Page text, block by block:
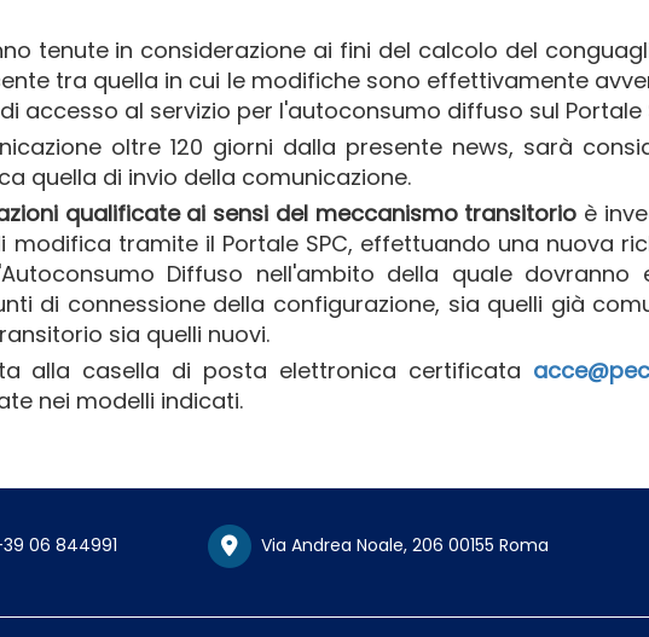
tenute in considerazione ai fini del calcolo del
tra quella in cui le modifiche sono effettivamente
accesso al servizio per l'autoconsumo diffuso sul Portale
oltre 120 giorni dalla presente news, sarà
quella di invio della comunicazione.
qualificate ai sensi del meccanismo transitorio è
modifica tramite il Portale SPC, effettuando una nuova
Diffuso nell'ambito della quale dovranno
di connessione della configurazione, sia quelli già
sia quelli nuovi.
alla casella di posta elettronica certificata
nei modelli indicati.
06 844991 Via Andrea Noale, 206 00155 Roma